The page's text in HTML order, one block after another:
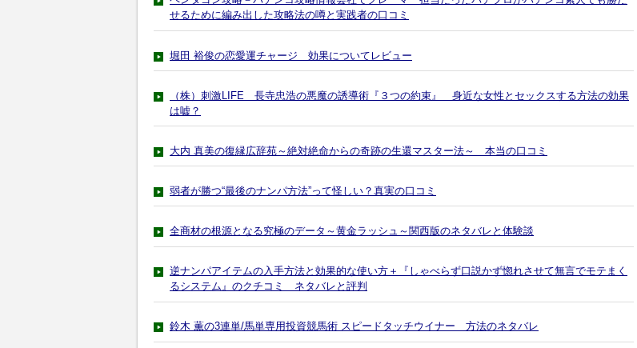
せるために編み出した攻略法の噂と実践者の口コミ
堀田 裕俊の恋愛運チャージ 効果についてレビュー
（株）刺激LIFE 長寺忠浩の悪魔の誘導術『３つの約束』 身近な女性とセックスする方法の効果
は嘘？
大内 真美の復縁広辞苑～絶対絶命からの奇跡の生還マスター法～ 本当の口コミ
弱者が勝つ“最後のナンパ方法”って怪しい？真実の口コミ
全商材の根源となる究極のデータ～黄金ラッシュ～関西版のネタバレと体験談
逆ナンパアイテムの入手方法と効果的な使い方＋『しゃべらず口説かず惚れさせて無言でモテまく
るシステム』のクチコミ ネタバレと評判
鈴木 薫の3連単/馬単専用投資競馬術 スピードタッチウイナー 方法のネタバレ